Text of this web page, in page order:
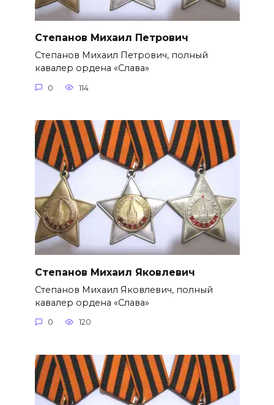
Степанов Михаил Петрович
Степанов Михаил Петрович, полный
кавалер ордена «Слава»
0 114
Степанов Михаил Яковлевич
Степанов Михаил Яковлевич, полный
кавалер ордена «Слава»
0 120